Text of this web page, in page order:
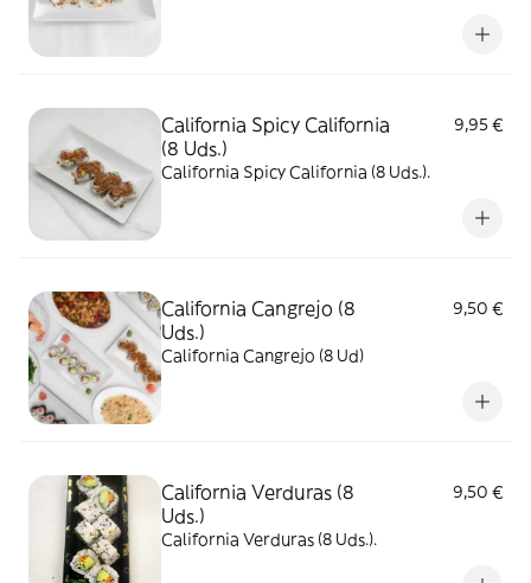
California Spicy California
(8 Uds.)
9,95 €
California Spicy California (8 Uds.).
California Cangrejo (8
Uds.)
9,50 €
California Cangrejo (8 Ud)
California Verduras (8
Uds.)
9,50 €
California Verduras (8 Uds.).